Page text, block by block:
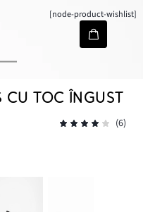
[node-product-wishlist]
CU TOC ÎNGUST
(6)